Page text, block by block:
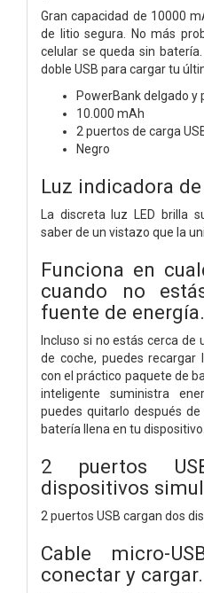
Gran capacidad de 10000
de litio segura. No más
celular se queda sin
doble USB para cargar tu
PowerBank delgado y
10.000 mAh
2 puertos de carga
Negro
Luz indicadora
La discreta luz LED brilla
saber de un vistazo que la
Funciona en
cuando no
fuente de energía.
Incluso si no estás cerca
de coche, puedes
con el práctico paquete de
inteligente suministra
puedes quitarlo después
batería llena en tu dispositivo.
2 puertos
dispositivos
2 puertos USB cargan dos
Cable micro-
conectar y cargar.